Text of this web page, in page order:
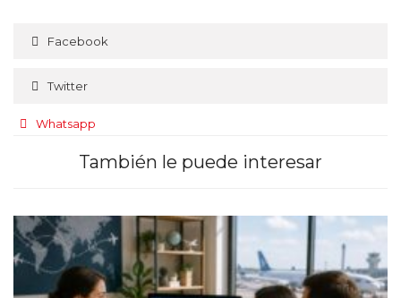
Facebook
Twitter
Whatsapp
También le puede interesar